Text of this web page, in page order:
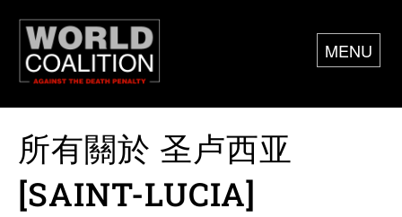
MENU
所有關於 圣卢西亚
[SAINT-LUCIA]